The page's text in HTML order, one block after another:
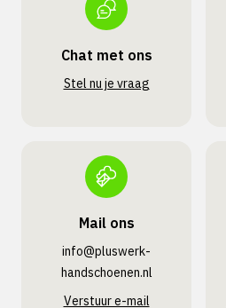
Chat met ons
Stel nu je vraag
Mail ons
info@pluswerk­
handschoenen.nl
Verstuur e-mail